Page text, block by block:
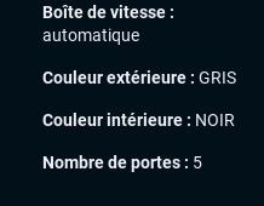
Boîte de vitesse :
automatique
Couleur extérieure : GRIS
Couleur intérieure : NOIR
Nombre de portes : 5